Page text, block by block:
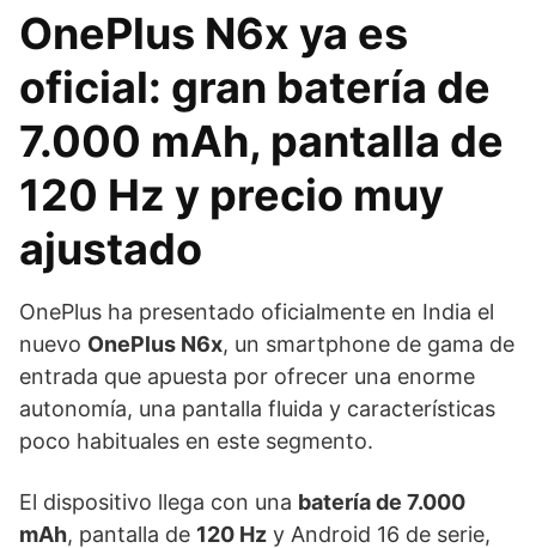
OnePlus N6x ya es
oficial: gran batería de
7.000 mAh, pantalla de
120 Hz y precio muy
ajustado
OnePlus ha presentado oficialmente en India el
nuevo OnePlus N6x, un smartphone de gama de
entrada que apuesta por ofrecer una enorme
autonomía, una pantalla fluida y características
poco habituales en este segmento.
El dispositivo llega con una batería de 7.000
mAh, pantalla de 120 Hz y Android 16 de serie,